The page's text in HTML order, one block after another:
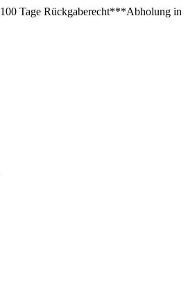
100 Tage Rückgaberecht***Abholung in